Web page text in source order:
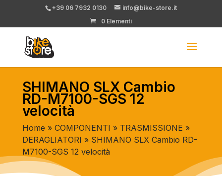
+39 06 7932 0130
info@bike-store.it
0 Elementi
SHIMANO SLX Cambio
RD-M7100-SGS 12
velocità
Home » COMPONENTI » TRASMISSIONE »
DERAGLIATORI » SHIMANO SLX Cambio RD-
M7100-SGS 12 velocità